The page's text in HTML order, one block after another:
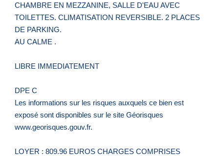
CHAMBRE EN MEZZANINE, SALLE D'EAU AVEC
TOILETTES. CLIMATISATION REVERSIBLE. 2 PLACES
DE PARKING.
AU CALME .
LIBRE IMMEDIATEMENT
DPE C
Les informations sur les risques auxquels ce bien est
exposé sont disponibles sur le site Géorisques
www.georisques.gouv.fr.
LOYER : 809.96 EUROS CHARGES COMPRISES